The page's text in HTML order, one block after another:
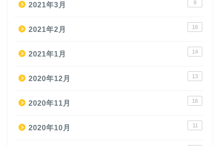
2021年3月 9
2021年2月 16
2021年1月 14
2020年12月 13
2020年11月 16
2020年10月 11